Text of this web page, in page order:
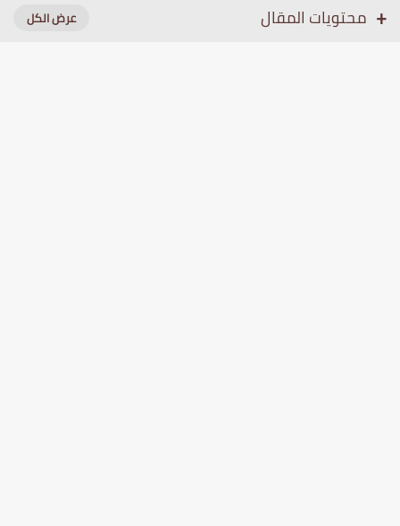
محتويات المقال